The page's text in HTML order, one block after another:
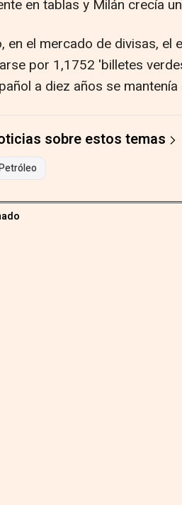
en tablas y Milán crecía
en el mercado de divisas,
por 1,1752 'billetes
a diez años se mantenía
sobre estos temas